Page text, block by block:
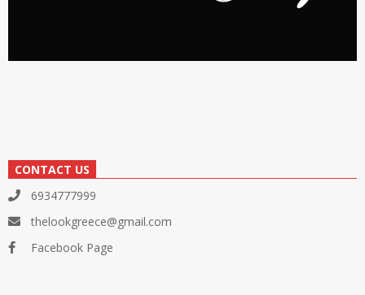
CONTACT US
6934777999
thelookgreece@gmail.com
Facebook Page